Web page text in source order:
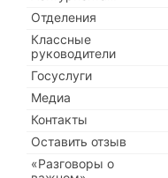
Отделения
Классные
руководители
Госуслуги
Медиа
Контакты
Оставить отзыв
«Разговоры о